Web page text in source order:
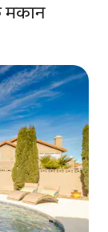
मकान